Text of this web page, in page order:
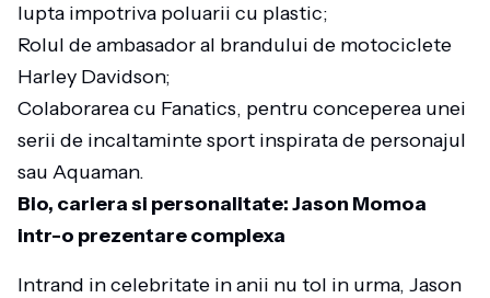
lupta impotriva poluarii cu plastic;
Rolul de ambasador al brandului de motociclete
Harley Davidson;
Colaborarea cu Fanatics, pentru conceperea unei
serii de incaltaminte sport inspirata de personajul
sau Aquaman.
Bio, cariera si personalitate: Jason Momoa
intr-o prezentare complexa
Intrand in celebritate in anii nu tol in urma, Jason